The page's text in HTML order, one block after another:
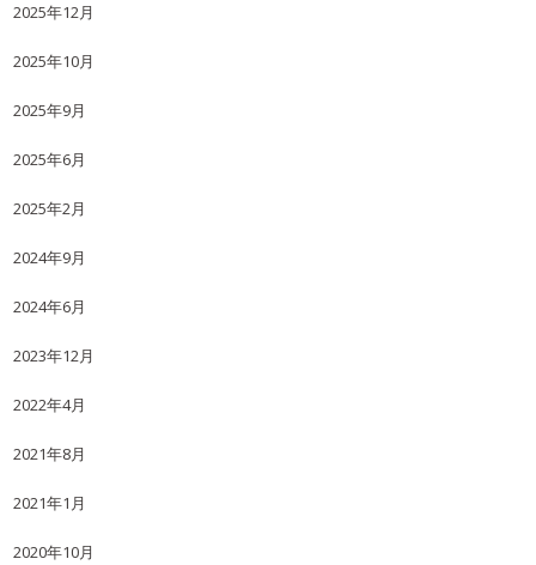
2025年12月
2025年10月
2025年9月
2025年6月
2025年2月
2024年9月
2024年6月
2023年12月
2022年4月
2021年8月
2021年1月
2020年10月